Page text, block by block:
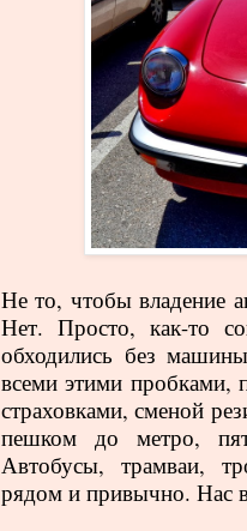
Не то, чтобы владение
Нет. Просто, как-то
обходились без
всеми этими пробками,
страховками, сменой
пешком до метро,
Автобусы, трамваи,
рядом и привычно. Нас